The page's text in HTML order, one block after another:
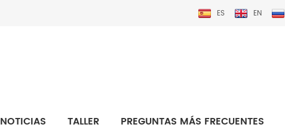
ES EN
NOTICIAS TALLER PREGUNTAS MÁS FRECUENTES